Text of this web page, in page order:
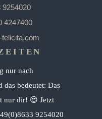
9254020
4247400
nur nach
das bedeutet: Das
nur dir! 😍 Jetzt
9254020